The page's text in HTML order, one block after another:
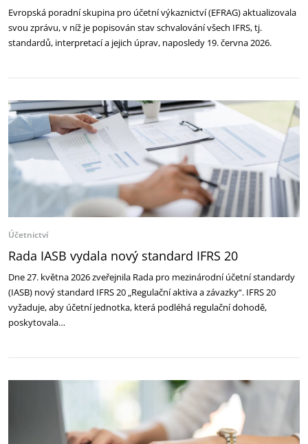
Evropská poradní skupina pro účetní výkaznictví (EFRAG) aktualizovala
svou zprávu, v níž je popisován stav schvalování všech IFRS, tj.
standardů, interpretací a jejich úprav, naposledy 19. června 2026.
Účetnictví
Rada IASB vydala nový standard IFRS 20
Dne 27. května 2026 zveřejnila Rada pro mezinárodní účetní standardy
(IASB) nový standard IFRS 20 „Regulační aktiva a závazky“. IFRS 20
vyžaduje, aby účetní jednotka, která podléhá regulační dohodě,
poskytovala…